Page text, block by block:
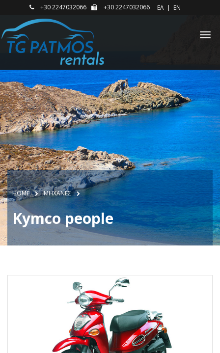
+30 2247032066 +30 2247032066 ΕΛ EN
HOME ΜΗΧΑΝΕΣ
Kymco people